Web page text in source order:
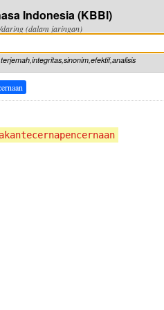
Indonesia (KBBI)
daring (dalam jaringan)